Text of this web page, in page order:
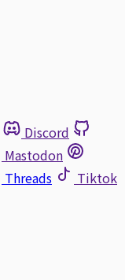
Discord
Mastodon
Threads
Tiktok